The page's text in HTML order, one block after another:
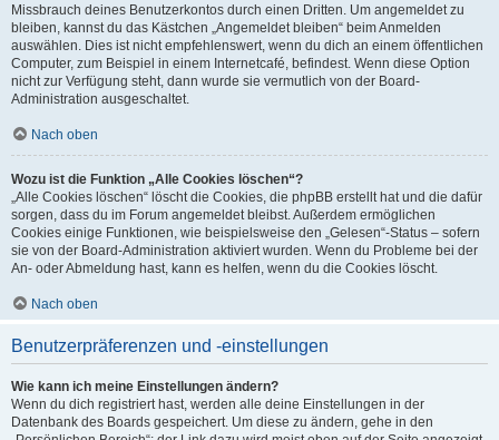
Missbrauch deines Benutzerkontos durch einen Dritten. Um angemeldet zu
bleiben, kannst du das Kästchen „Angemeldet bleiben“ beim Anmelden
auswählen. Dies ist nicht empfehlenswert, wenn du dich an einem öffentlichen
Computer, zum Beispiel in einem Internetcafé, befindest. Wenn diese Option
nicht zur Verfügung steht, dann wurde sie vermutlich von der Board-
Administration ausgeschaltet.
Nach oben
Wozu ist die Funktion „Alle Cookies löschen“?
„Alle Cookies löschen“ löscht die Cookies, die phpBB erstellt hat und die dafür
sorgen, dass du im Forum angemeldet bleibst. Außerdem ermöglichen
Cookies einige Funktionen, wie beispielsweise den „Gelesen“-Status – sofern
sie von der Board-Administration aktiviert wurden. Wenn du Probleme bei der
An- oder Abmeldung hast, kann es helfen, wenn du die Cookies löscht.
Nach oben
Benutzerpräferenzen und -einstellungen
Wie kann ich meine Einstellungen ändern?
Wenn du dich registriert hast, werden alle deine Einstellungen in der
Datenbank des Boards gespeichert. Um diese zu ändern, gehe in den